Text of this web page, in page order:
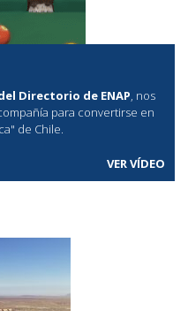
Directorio de ENAP , nos
para convertirse en
de Chile.
VER VÍDEO